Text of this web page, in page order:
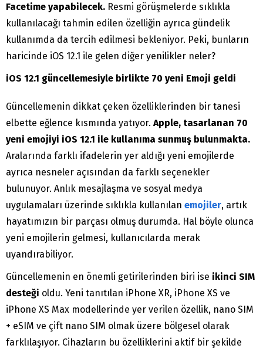
Facetime yapabilecek. Resmi görüşmelerde sıklıkla
kullanılacağı tahmin edilen özelliğin ayrıca gündelik
kullanımda da tercih edilmesi bekleniyor. Peki, bunların
haricinde iOS 12.1 ile gelen diğer yenilikler neler?
iOS 12.1 güncellemesiyle birlikte 70 yeni Emoji geldi
Güncellemenin dikkat çeken özelliklerinden bir tanesi
elbette eğlence kısmında yatıyor. Apple, tasarlanan 70
yeni emojiyi iOS 12.1 ile kullanıma sunmuş bulunmakta.
Aralarında farklı ifadelerin yer aldığı yeni emojilerde
ayrıca nesneler açısından da farklı seçenekler
bulunuyor. Anlık mesajlaşma ve sosyal medya
uygulamaları üzerinde sıklıkla kullanılan emojiler, artık
hayatımızın bir parçası olmuş durumda. Hal böyle olunca
yeni emojilerin gelmesi, kullanıcılarda merak
uyandırabiliyor.
Güncellemenin en önemli getirilerinden biri ise ikinci SIM
desteği oldu. Yeni tanıtılan iPhone XR, iPhone XS ve
iPhone XS Max modellerinde yer verilen özellik, nano SIM
+ eSIM ve çift nano SIM olmak üzere bölgesel olarak
farklılaşıyor. Cihazların bu özelliklerini aktif bir şekilde